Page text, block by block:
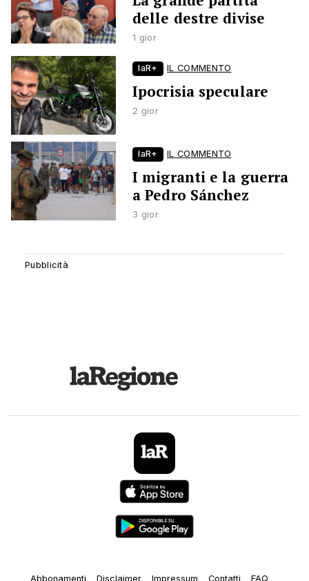
delle destre divise
1 gior
laR+ IL COMMENTO
Ipocrisia speculare
2 gior
laR+ IL COMMENTO
I migranti e la guerra
a Pedro Sánchez
3 gior
Abbonamenti Disclaimer Impressum Contatti FAQ